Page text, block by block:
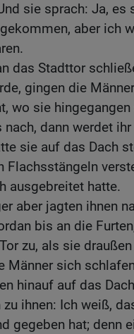
sie sprach: Ja, es
aber ich
das Stadttor
gingen die
wo sie
nach, dann werdet
sie auf das Dach
Flachsstängeln
ausgebreitet hatte.
aber jagten ihnen
bis an die
zu, als sie
Männer sich
hinauf auf das Dach
ihnen: Ich weiß,
gegeben hat; denn